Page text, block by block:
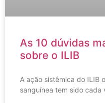
As 10 dúvidas
sobre o ILIB
A ação sistêmica do ILIB
sanguínea tem sido cada